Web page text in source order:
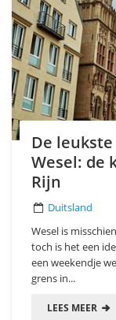
De
Wesel: de
Rijn
Duitsland
Wesel is
toch is het een
een weekendje
grens in...
LEES MEER